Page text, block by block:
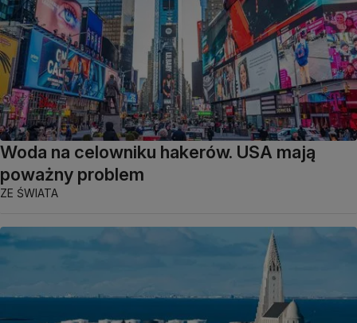
Woda na celowniku hakerów. USA mają
poważny problem
ZE ŚWIATA